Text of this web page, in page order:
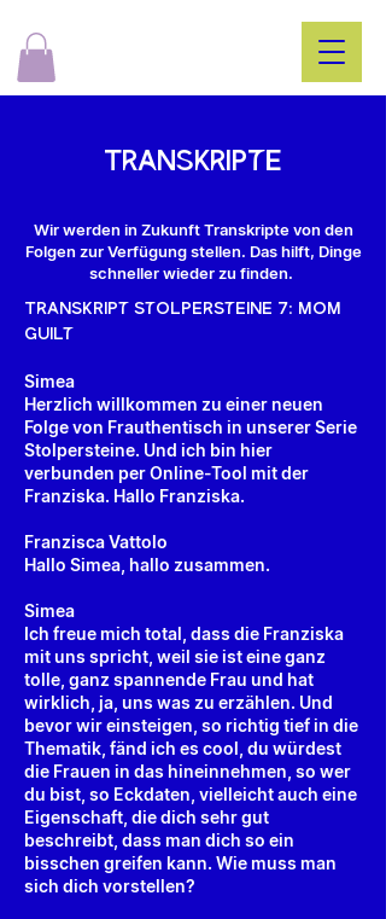
TraNskrIPtE
Wir werden in Zukunft Transkripte von den
Folgen zur Verfügung stellen. Das hilft, Dinge
schneller wieder zu finden.
TraNSKRIPt StOLPErStEINE 7: MOM
GUILt
Simea
Herzlich willkommen zu einer neuen
Folge von Frauthentisch in unserer Serie
Stolpersteine. Und ich bin hier
verbunden per Online-Tool mit der
Franziska. Hallo Franziska.
Franzisca Vattolo
Hallo Simea, hallo zusammen.
Simea
Ich freue mich total, dass die Franziska
mit uns spricht, weil sie ist eine ganz
tolle, ganz spannende Frau und hat
wirklich, ja, uns was zu erzählen. Und
bevor wir einsteigen, so richtig tief in die
Thematik, fänd ich es cool, du würdest
die Frauen in das hineinnehmen, so wer
du bist, so Eckdaten, vielleicht auch eine
Eigenschaft, die dich sehr gut
beschreibt, dass man dich so ein
bisschen greifen kann. Wie muss man
sich dich vorstellen?